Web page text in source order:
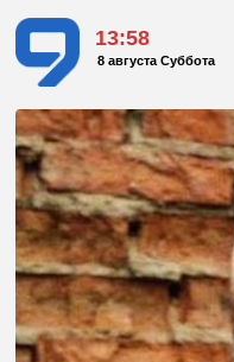
13:58
8 августа Суббота